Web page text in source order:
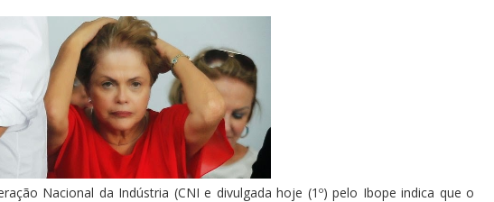
Nacional da Indústria (CNI e divulgada hoje (1º) pelo Ibope indica que o